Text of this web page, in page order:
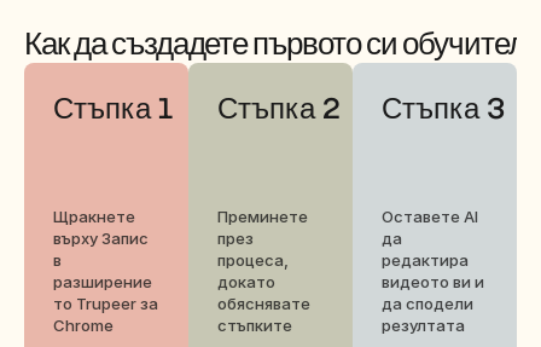
Как да създадете първото си
Стъпка 1
Щракнете
върху Запис
в
разширение
то Trupeer за
Chrome
Стъпка 2
Преминете
през
процеса,
докато
обяснявате
стъпките
Стъпка 3
Оставете AI
да
редактира
видеото ви и
да сподели
резултата